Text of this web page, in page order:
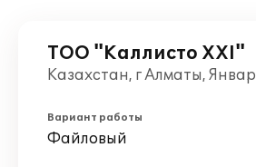
ТОО "Каллисто XXI"
Казахстан, г Алматы,
Вариант работы
Файловый